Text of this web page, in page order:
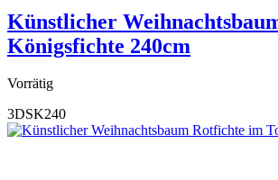
Künstlicher
Königsfichte 240cm
Vorrätig
3DSK240